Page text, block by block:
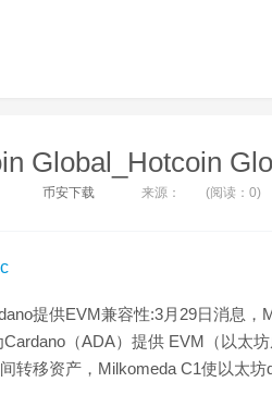
Global_Hotcoin
币安下载 来源： (阅读：0)
提供EVM兼容性:3月29日消息，
（ADA）提供 EVM（以太
转移资产，Milkomeda C1使以太坊